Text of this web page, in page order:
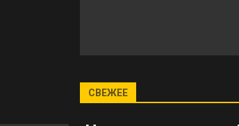
СВЕЖЕЕ